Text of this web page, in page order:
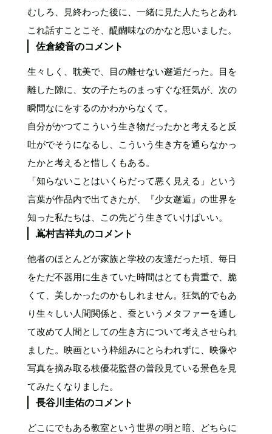
むしろ、見終わった後に、一緒に見た人たちとあれ
これ話すことこそ、醍醐味なのかなと思いました。
佐倉綾音のコメント
生々しく、耽美で、目の離せない邂逅だった。目を
離した隙に、女の子たちのまっすぐな狂気が、次の
瞬間なにをするのかわからなくて。
自分がかつてこういう生き物だったかと考えると反
吐がでそうになるし、こういう生き方を通らなかっ
たかと考えると惜しくもある。
「知らないことはいくらだって悪く見える」という
言葉が作品内で出てきたが、『少女邂逅』の世界を
知った私たちは、この先どう生きていけばいい。
嶌村吉祥丸のコメント
他者のほとんどが家族と学校の友達だった頃、毎日
をただ不器用に生きていた時間はとても貴重で、脆
くて、美しかったのかもしれません。狂気的でもあ
り生々しい人間関係と、蚕というメタファーを通し
て改めて人間としての生き方について考えさせられ
ました。映画という枠組みにとらわれずに、映像や
写真を摘み取る枝優花監督の普段見ている景色を見
てみたくなりました。
長谷川圭佑のコメント
どこにでもある教室という世界の明と暗、どちらに